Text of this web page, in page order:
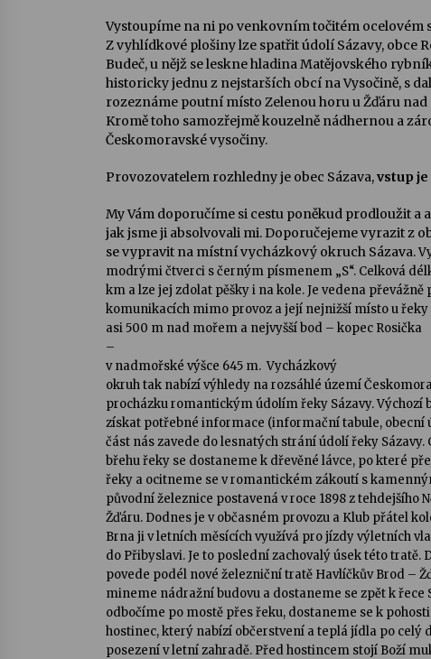
Vystoupíme na ni po venkovním točitém ocelovém
Z vyhlídkové plošiny lze spatřit údolí Sázavy, obce
Budeč, u nějž se leskne hladina Matějovského
historicky jednu z nejstarších obcí na Vysočině, s
rozeznáme poutní místo Zelenou horu u Žďáru nad
Kromě toho samozřejmě kouzelně nádhernou a
Českomoravské vysočiny.
Provozovatelem rozhledny je obec Sázava,vstup je
My Vám doporučíme si cestu poněkud prodloužit a
jak jsme ji absolvovali mi. Doporučejeme vyrazit z
se vypravit na místní vycházkový okruch Sázava.
modrými čtverci s černým písmenem „S“. Celková
km a lze jej zdolat pěšky i na kole. Je vedena převážně
komunikacích mimo provoz a její nejnižší místo u řeky
asi 500 m nad mořem a nejvyšší bod – kopec Rosička
–
v nadmořské výšce 645 m. Vycházkový
okruh tak nabízí výhledy na rozsáhlé území
procházku romantickým údolím řeky Sázavy.
získat potřebné informace (informační tabule, obecní
část nás zavede do lesnatých strání údolí řeky Sázavy.
břehu řeky se dostaneme k dřevěné lávce, po které
řeky a ocitneme se v romantickém zákoutí s
původní železnice postavená v roce 1898 z tehdejšího
Žďáru. Dodnes je v občasném provozu a Klub přátel
Brna ji v letních měsících využívá pro jízdy výletních
do Přibyslavi. Je to poslední zachovalý úsek této tratě.
povede podél nové železniční tratě Havlíčkův Brod –
mineme nádražní budovu a dostaneme se zpět k řece
odbočíme po mostě přes řeku, dostaneme se k
hostinec, který nabízí občerstvení a teplá jídla po celý
posezení v letní zahradě. Před hostincem stojí Boží